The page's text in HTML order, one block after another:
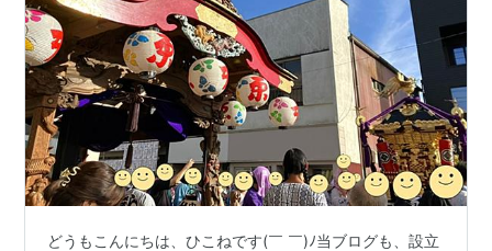
どうもこんにちは、ひこねです(￣ ￣)ﾉ当ブログも、設立